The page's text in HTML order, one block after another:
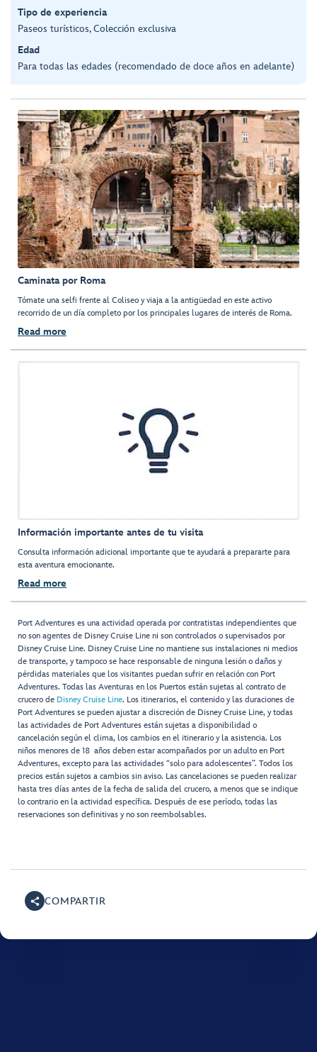
Tipo de experiencia
Paseos turísticos, Colección exclusiva
Edad
Para todas las edades (recomendado de doce años en adelante)
Caminata por Roma
Tómate una selfi frente al Coliseo y viaja a la antigüedad en este activo
recorrido de un día completo por los principales lugares de interés de Roma.
Read more
Información importante antes de tu visita
Consulta información adicional importante que te ayudará a prepararte para
esta aventura emocionante.
Read more
Port Adventures es una actividad operada por contratistas independientes que
no son agentes de Disney Cruise Line ni son controlados o supervisados por
Disney Cruise Line. Disney Cruise Line no mantiene sus instalaciones ni medios
de transporte, y tampoco se hace responsable de ninguna lesión o daños y
pérdidas materiales que los visitantes puedan sufrir en relación con Port
Adventures. Todas las Aventuras en los Puertos están sujetas al contrato de
crucero de Disney Cruise Line. Los itinerarios, el contenido y las duraciones de
Port Adventures se pueden ajustar a discreción de Disney Cruise Line, y todas
las actividades de Port Adventures están sujetas a disponibilidad o
cancelación según el clima, los cambios en el itinerario y la asistencia. Los
niños menores de 18 años deben estar acompañados por un adulto en Port
Adventures, excepto para las actividades “solo para adolescentes”. Todos los
precios están sujetos a cambios sin aviso. Las cancelaciones se pueden realizar
hasta tres días antes de la fecha de salida del crucero, a menos que se indique
lo contrario en la actividad específica. Después de ese período, todas las
reservaciones son definitivas y no son reembolsables.
COMPARTIR